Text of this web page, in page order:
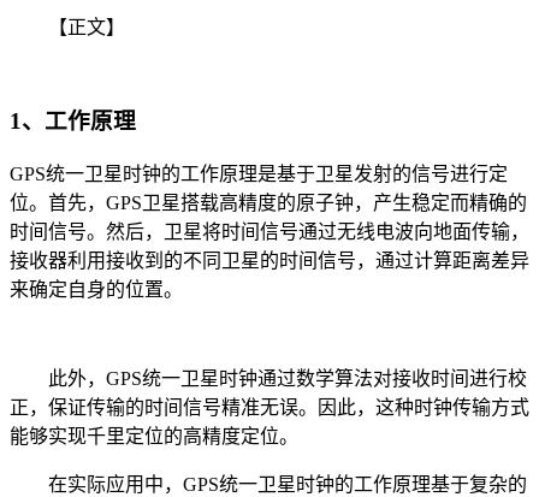
【正文】
1、工作原理
GPS统一卫星时钟的工作原理是基于卫星发射的信号进行定
位。首先，GPS卫星搭载高精度的原子钟，产生稳定而精确的
时间信号。然后，卫星将时间信号通过无线电波向地面传输，
接收器利用接收到的不同卫星的时间信号，通过计算距离差异
来确定自身的位置。
此外，GPS统一卫星时钟通过数学算法对接收时间进行校
正，保证传输的时间信号精准无误。因此，这种时钟传输方式
能够实现千里定位的高精度定位。
在实际应用中，GPS统一卫星时钟的工作原理基于复杂的